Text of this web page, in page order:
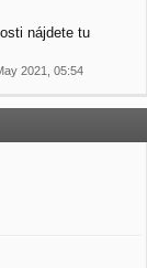
nájdete tu
2021, 05:54